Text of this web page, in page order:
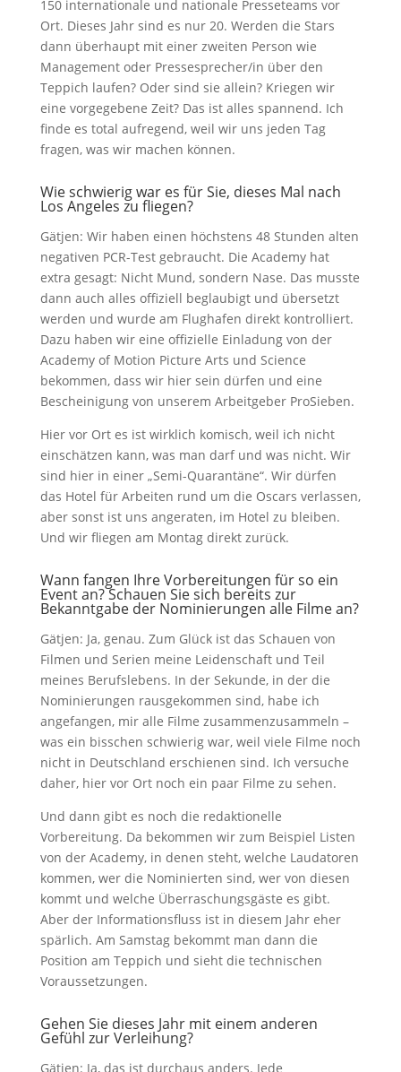
150 internationale und nationale Presseteams vor
Ort. Dieses Jahr sind es nur 20. Werden die Stars
dann überhaupt mit einer zweiten Person wie
Management oder Pressesprecher/in über den
Teppich laufen? Oder sind sie allein? Kriegen wir
eine vorgegebene Zeit? Das ist alles spannend. Ich
finde es total aufregend, weil wir uns jeden Tag
fragen, was wir machen können.
Wie schwierig war es für Sie, dieses Mal nach
Los Angeles zu fliegen?
Gätjen: Wir haben einen höchstens 48 Stunden alten
negativen PCR-Test gebraucht. Die Academy hat
extra gesagt: Nicht Mund, sondern Nase. Das musste
dann auch alles offiziell beglaubigt und übersetzt
werden und wurde am Flughafen direkt kontrolliert.
Dazu haben wir eine offizielle Einladung von der
Academy of Motion Picture Arts und Science
bekommen, dass wir hier sein dürfen und eine
Bescheinigung von unserem Arbeitgeber ProSieben.
Hier vor Ort es ist wirklich komisch, weil ich nicht
einschätzen kann, was man darf und was nicht. Wir
sind hier in einer „Semi-Quarantäne“. Wir dürfen
das Hotel für Arbeiten rund um die Oscars verlassen,
aber sonst ist uns angeraten, im Hotel zu bleiben.
Und wir fliegen am Montag direkt zurück.
Wann fangen Ihre Vorbereitungen für so ein
Event an? Schauen Sie sich bereits zur
Bekanntgabe der Nominierungen alle Filme an?
Gätjen: Ja, genau. Zum Glück ist das Schauen von
Filmen und Serien meine Leidenschaft und Teil
meines Berufslebens. In der Sekunde, in der die
Nominierungen rausgekommen sind, habe ich
angefangen, mir alle Filme zusammenzusammeln –
was ein bisschen schwierig war, weil viele Filme noch
nicht in Deutschland erschienen sind. Ich versuche
daher, hier vor Ort noch ein paar Filme zu sehen.
Und dann gibt es noch die redaktionelle
Vorbereitung. Da bekommen wir zum Beispiel Listen
von der Academy, in denen steht, welche Laudatoren
kommen, wer die Nominierten sind, wer von diesen
kommt und welche Überraschungsgäste es gibt.
Aber der Informationsfluss ist in diesem Jahr eher
spärlich. Am Samstag bekommt man dann die
Position am Teppich und sieht die technischen
Voraussetzungen.
Gehen Sie dieses Jahr mit einem anderen
Gefühl zur Verleihung?
Gätjen: Ja, das ist durchaus anders. Jede